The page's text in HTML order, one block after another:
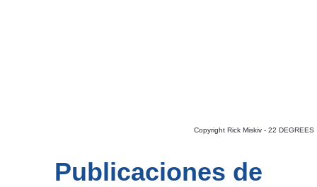
Copyright Rick Miskiv - 22 DEGREES
Publicaciones de